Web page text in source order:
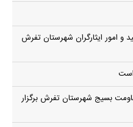
و امور ایثارگران شهرستان تفرش
بسیج شهرستان تفرش برگزار